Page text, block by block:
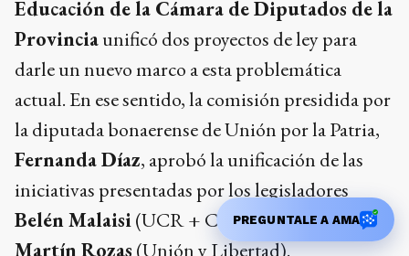
Educación de la Cámara de Diputados de la
Provinciaunificó dos proyectos de ley para
darle un nuevo marco a esta problemática
actual. En ese sentido, la comisión presidida por
la diputada bonaerense de Unión por la Patria,
Fernanda Díaz, aprobó la unificación de las
iniciativas presentadas por los legisladores
Belén Malaisi(UCR + Cambio Federal) y
Martín Rozas (Unión y Libertad).
PREGUNTALE A AMA